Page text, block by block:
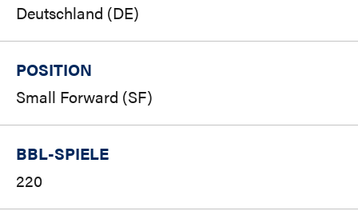
Deutschland (DE)
POSITION
Small Forward (SF)
BBL-SPIELE
220